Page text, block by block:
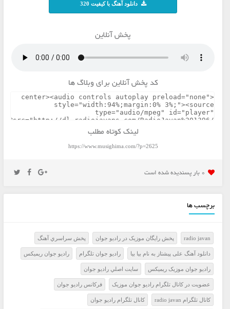
دانلود آهنگ با کیفیت 320
پخش آنلاین
کد پخش آنلاین برای وبلاگ ها
لینک کوتاه مطلب
https://www.musighima.com/?p=2625
0 بار پسنديده شده است
برچسب ها
radio javan پخش رايگان موزيک در راديو جوان پخش سراسري آهنگ
دانلود آهنگ علی پیشتاز به نام بیا بیا راديو جوان تلگرام راديو جوان ريميکس
راديو جوان موزيک ريميکس سايت اصلي راديو جوان
عضويت در کانال تلگرام راديو جوان موزيک فرکانس راديو جوان
کانال تلگرام radio javan کانال تلگرام راديو جوان